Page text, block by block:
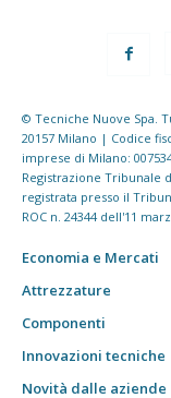
© Tecniche Nuove Spa.
20157 Milano | Codice
imprese di Milano:
Registrazione Tribunale
registrata presso il
ROC n. 24344 dell'11
Economia e Mercati
Attrezzature
Componenti
Innovazioni tecniche
Novità dalle aziende